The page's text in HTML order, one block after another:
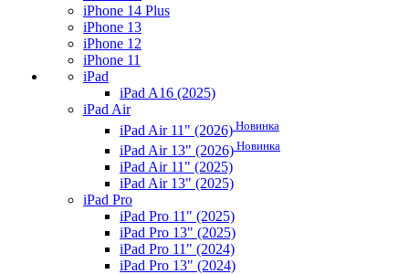
iPhone 14 Plus
iPhone 13
iPhone 12
iPhone 11
iPad
iPad A16 (2025)
iPad Air
iPad Air 11" (2026) Новинка
iPad Air 13" (2026) Новинка
iPad Air 11" (2025)
iPad Air 13" (2025)
iPad Pro
iPad Pro 11" (2025)
iPad Pro 13" (2025)
iPad Pro 11" (2024)
iPad Pro 13" (2024)